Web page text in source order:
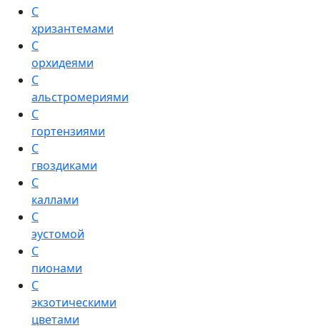
С
хризантемами
С
орхидеями
С
альстромериями
С
гортензиями
С
гвоздиками
С
каллами
С
эустомой
С
пионами
С
экзотическими
цветами